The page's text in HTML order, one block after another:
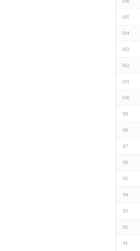
105
104
103
102
101
100
99
98
97
96
95
94
93
92
91